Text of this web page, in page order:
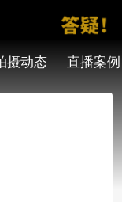
摄动态 直播案例